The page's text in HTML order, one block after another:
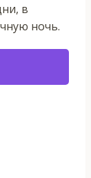
в
ночь.